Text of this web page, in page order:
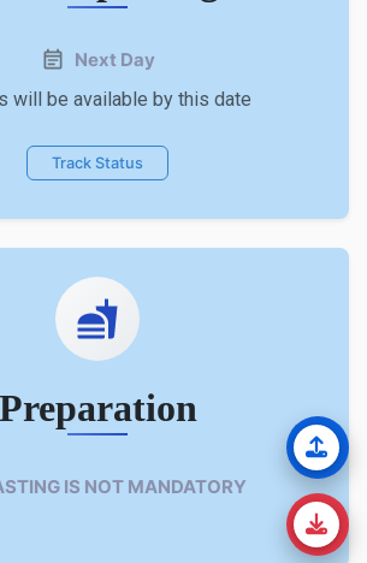
Next Day
will be available by this date
Track Status
Preparation
IS NOT MANDATORY